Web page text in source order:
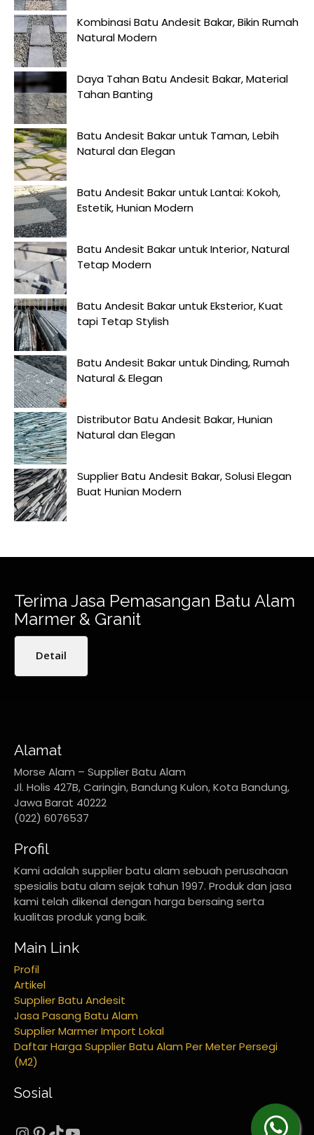
Kombinasi Batu Andesit Bakar, Bikin Rumah
Natural Modern
Daya Tahan Batu Andesit Bakar, Material
Tahan Banting
Batu Andesit Bakar untuk Taman, Lebih
Natural dan Elegan
Batu Andesit Bakar untuk Lantai: Kokoh,
Estetik, Hunian Modern
Batu Andesit Bakar untuk Interior, Natural
Tetap Modern
Batu Andesit Bakar untuk Eksterior, Kuat
tapi Tetap Stylish
Batu Andesit Bakar untuk Dinding, Rumah
Natural & Elegan
Distributor Batu Andesit Bakar, Hunian
Natural dan Elegan
Supplier Batu Andesit Bakar, Solusi Elegan
Buat Hunian Modern
Terima Jasa Pemasangan Batu Alam
Marmer & Granit
Detail
Alamat
Morse Alam – Supplier Batu Alam
Jl. Holis 427B, Caringin, Bandung Kulon, Kota Bandung,
Jawa Barat 40222
(022) 6076537
Profil
Kami adalah supplier batu alam sebuah perusahaan
spesialis batu alam sejak tahun 1997. Produk dan jasa
kami telah dikenal dengan harga bersaing serta
kualitas produk yang baik.
Main Link
Profil
Artikel
Supplier Batu Andesit
Jasa Pasang Batu Alam
Supplier Marmer Import Lokal
Daftar Harga Supplier Batu Alam Per Meter Persegi
(M2)
Sosial